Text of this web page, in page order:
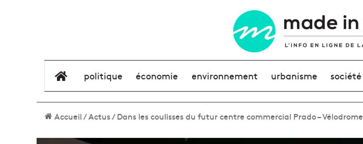
élément de menu
politique économie environnement urbanisme société
Accueil/Actus/Dans les coulisses du futur centre commercial Prado – Vélodrome